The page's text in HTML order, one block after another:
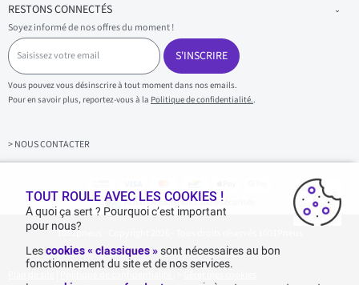
RESTONS CONNECTÉS
Soyez informé de nos offres du moment !
S
a
i
s
i
s
z
v
S'INSCRIRE
Vous pouvez vous désinscrire à tout moment dans nos emails.
Pour en savoir plus, reportez-vous à la Politique de confidentialité..
> NOUS CONTACTER
Achats & paiements 100% sécurisés
1001pneus - Copyright 2026 - Tous droits réservés 1001Pneus
TOUT ROULE AVEC LES COOKIES !
A quoi ça sert ? Pourquoi c’est important
pour nous?
Lescookies « classiques »sont nécessaires au bon
fonctionnement du site et de nos services.